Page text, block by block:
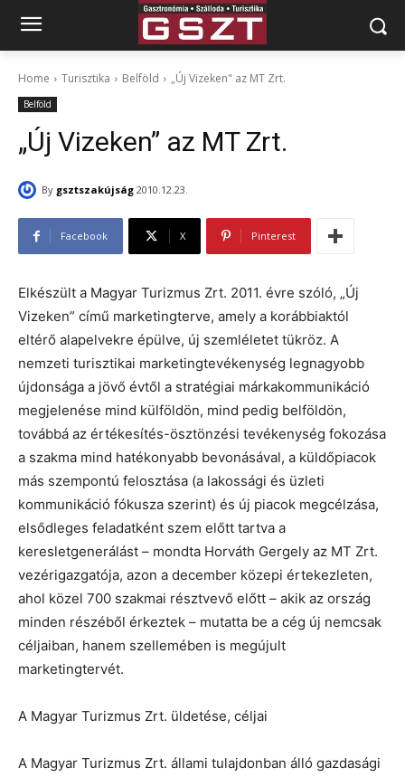
Home Turisztika Belföld „Új Vizeken" az MT Zrt.
Belföld
„Új Vizeken” az MT Zrt.
By gsztszakújság 2010.12.23.
Facebook X Pinterest
Elkészült a Magyar Turizmus Zrt. 2011. évre szóló, „Új
Vizeken” című marketingterve, amely a korábbiaktól
eltérő alapelvekre épülve, új szemléletet tükröz. A
nemzeti turisztikai marketingtevékenység legnagyobb
újdonsága a jövő évtől a stratégiai márkakommunikáció
megjelenése mind külföldön, mind pedig belföldön,
továbbá az értékesítés-ösztönzési tevékenység fokozása
a szakma mind hatékonyabb bevonásával, a küldőpiacok
más szempontú felosztása (a lakossági és üzleti
kommunikáció fókusza szerint) és új piacok megcélzása,
elsődleges feladatként szem előtt tartva a
keresletgenerálást – mondta Horváth Gergely az MT Zrt.
vezérigazgatója, azon a december közepi értekezleten,
ahol közel 700 szakmai résztvevő előtt – akik az ország
minden részéből érkeztek – mutatta be a cég új nemcsak
céljaiban, hanem szellemében is megújult
marketingtervét.
A Magyar Turizmus Zrt. üldetése, céljai
A Magyar Turizmus Zrt. állami tulajdonban álló gazdasági